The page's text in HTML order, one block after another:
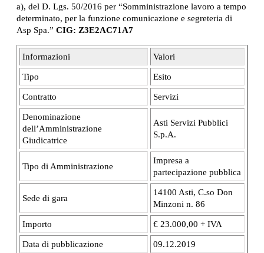
a), del D. Lgs. 50/2016 per “Somministrazione lavoro a tempo
determinato, per la funzione comunicazione e segreteria di
Asp Spa.” CIG: Z3E2AC71A7
Informazioni Valori
Tipo Esito
Contratto Servizi
Denominazione
dell’Amministrazione
Giudicatrice
Asti Servizi Pubblici
S.p.A.
Tipo di Amministrazione
Impresa a
partecipazione pubblica
Sede di gara
14100 Asti, C.so Don
Minzoni n. 86
Importo € 23.000,00 + IVA
Data di pubblicazione 09.12.2019